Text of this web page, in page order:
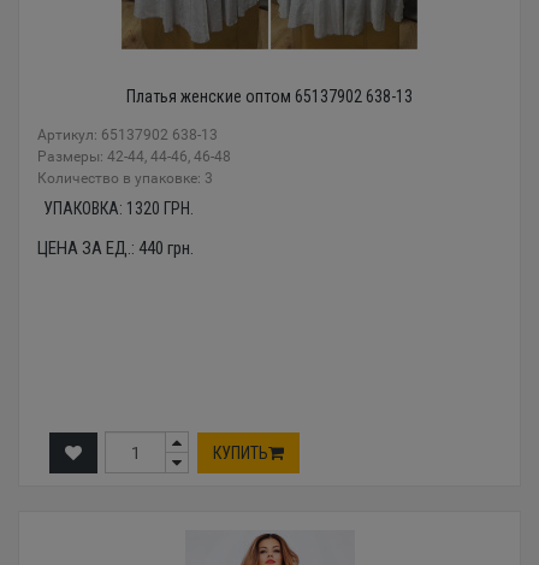
Платья женские оптом 65137902 638-13
Артикул: 65137902 638-13
Размеры: 42-44, 44-46, 46-48
Количество в упаковке: 3
УПАКОВКА: 1320 ГРН.
ЦЕНА ЗА ЕД.: 440 грн.
КУПИТЬ